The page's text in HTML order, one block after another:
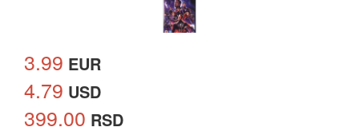
3.99 EUR
4.79 USD
399.00 RSD